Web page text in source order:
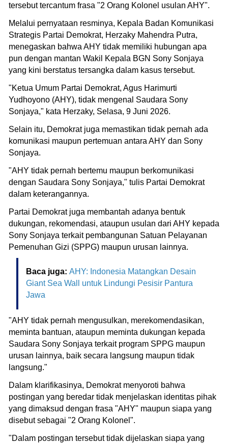
tersebut tercantum frasa "2 Orang Kolonel usulan AHY".
Melalui pernyataan resminya, Kepala Badan Komunikasi
Strategis Partai Demokrat, Herzaky Mahendra Putra,
menegaskan bahwa AHY tidak memiliki hubungan apa
pun dengan mantan Wakil Kepala BGN Sony Sonjaya
yang kini berstatus tersangka dalam kasus tersebut.
"Ketua Umum Partai Demokrat, Agus Harimurti
Yudhoyono (AHY), tidak mengenal Saudara Sony
Sonjaya," kata Herzaky, Selasa, 9 Juni 2026.
Selain itu, Demokrat juga memastikan tidak pernah ada
komunikasi maupun pertemuan antara AHY dan Sony
Sonjaya.
"AHY tidak pernah bertemu maupun berkomunikasi
dengan Saudara Sony Sonjaya," tulis Partai Demokrat
dalam keterangannya.
Partai Demokrat juga membantah adanya bentuk
dukungan, rekomendasi, ataupun usulan dari AHY kepada
Sony Sonjaya terkait pembangunan Satuan Pelayanan
Pemenuhan Gizi (SPPG) maupun urusan lainnya.
Baca juga: AHY: Indonesia Matangkan Desain
Giant Sea Wall untuk Lindungi Pesisir Pantura
Jawa
"AHY tidak pernah mengusulkan, merekomendasikan,
meminta bantuan, ataupun meminta dukungan kepada
Saudara Sony Sonjaya terkait program SPPG maupun
urusan lainnya, baik secara langsung maupun tidak
langsung."
Dalam klarifikasinya, Demokrat menyoroti bahwa
postingan yang beredar tidak menjelaskan identitas pihak
yang dimaksud dengan frasa "AHY" maupun siapa yang
disebut sebagai "2 Orang Kolonel".
"Dalam postingan tersebut tidak dijelaskan siapa yang